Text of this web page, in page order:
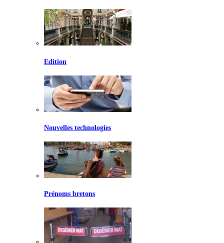
Edition
Nouvelles technologies
Prénoms bretons